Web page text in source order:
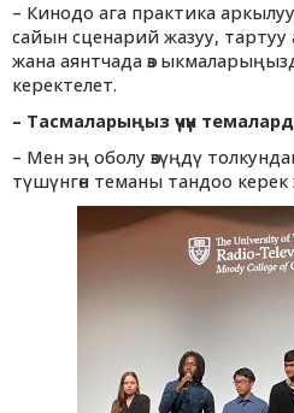
– Кинодо ага практика
сайын сценарий жазуу,
жана аянтчада өз
керектелет.
– Тасмаларыңыз үчүн
– Мен эң оболу өзүңдү
түшүнгөн теманы тандоо